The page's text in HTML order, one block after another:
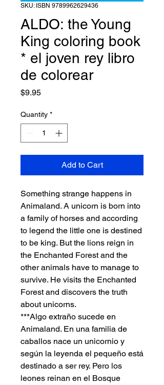
SKU: ISBN 9789962629436
ALDO: the Young
King coloring book
* el joven rey libro
de colorear
$9.95Price
Quantity *
Add to Cart
Something strange happens in
Animaland. A unicorn is born into
a family of horses and according
to legend the little one is destined
to be king. But the lions reign in
the Enchanted Forest and the
other animals have to manage to
survive. He visits the Enchanted
Forest and discovers the truth
about unicorns.
***Algo extraño sucede en
Animaland. En una familia de
caballos nace un unicornio y
según la leyenda el pequeño está
destinado a ser rey. Pero los
leones reinan en el Bosque